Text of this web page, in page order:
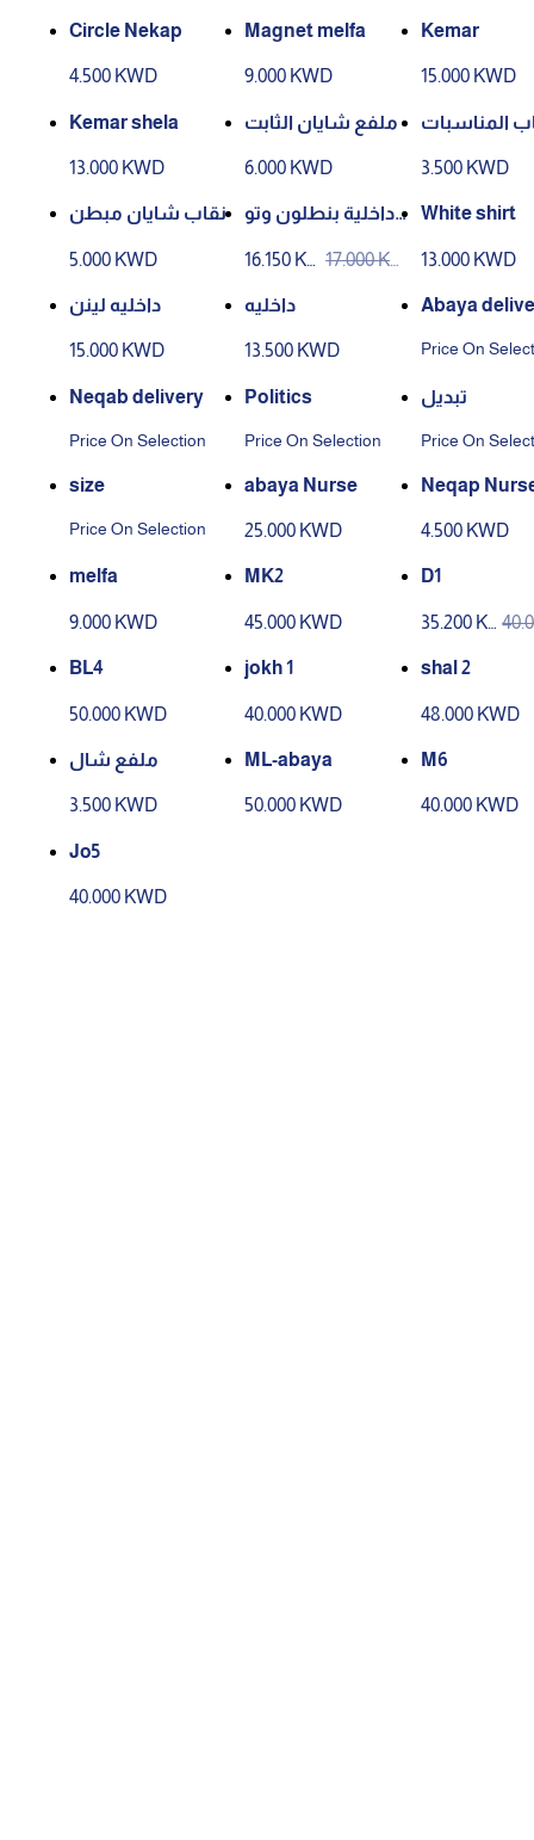
Circle Nekap
4.500 KWD
Magnet melfa
9.000 KWD
Kemar
15.000 KWD
Kemar shela
13.000 KWD
ملفع شايان الثابت
6.000 KWD
المناسبات
3.500 KWD
نقاب شايان مبطن
5.000 KWD
داخلية بنطلون وتو
16.150 KW 17.000 KW
White shirt
13.000 KWD
داخليه لينن
15.000 KWD
داخليه
13.500 KWD
Abaya
Price On
Neqab delivery
Price On Selection
Politics
Price On Selection
تبديل
Price On
size
Price On Selection
abaya Nurse
25.000 KWD
Neqap
4.500 KWD
melfa
9.000 KWD
MK2
45.000 KWD
D1
35.200 K
BL4
50.000 KWD
jokh 1
40.000 KWD
shal 2
48.000 KWD
ملفع شال
3.500 KWD
ML-abaya
50.000 KWD
M6
40.000 KWD
Jo5
40.000 KWD